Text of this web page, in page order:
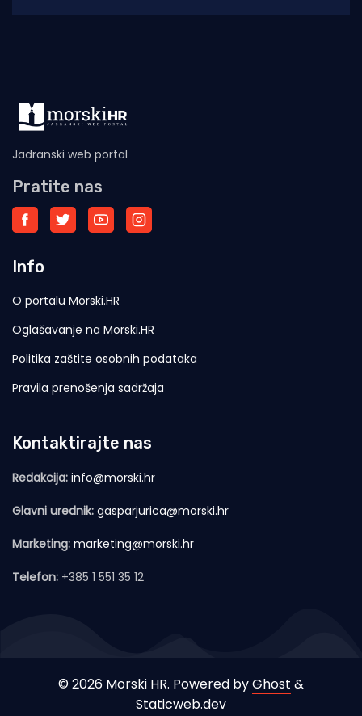
Jadranski web portal
Pratite nas
Info
O portalu Morski.HR
Oglašavanje na Morski.HR
Politika zaštite osobnih podataka
Pravila prenošenja sadržaja
Kontaktirajte nas
Redakcija: info@morski.hr
Glavni urednik: gasparjurica@morski.hr
Marketing: marketing@morski.hr
Telefon: +385 1 551 35 12
© 2026 Morski HR. Powered byGhost &
Staticweb.dev